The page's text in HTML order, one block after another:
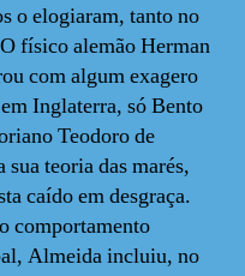
o elogiaram, tanto no
físico alemão Herman
com algum exagero
Inglaterra, só Bento
Teodoro de
teoria das marés,
caído em desgraça.
comportamento
Almeida incluiu, no